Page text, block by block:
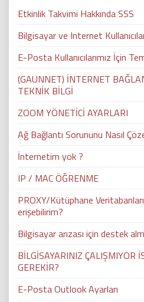
Etkinlik Takvimi Hakkında SSS
Bilgisayar ve Internet
E-Posta Kullanıcılarımız İçin
(GAUNNET) İNTERNET
TEKNİK BİLGİ
ZOOM YÖNETİCİ AYARLARI
Ağ Bağlantı Sorununu Nasıl
İnternetim yok ?
IP / MAC ÖĞRENME
PROXY/Kütüphane
erişebilirim?
Bilgisayar arızası için destek
BİLGİSAYARINIZ ÇALIŞMIYOR
GEREKİR?
E-Posta Outlook Ayarları